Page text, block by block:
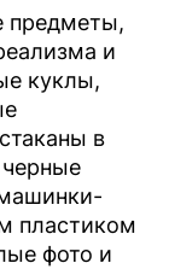
предметы,
и
куклы,
в
пластиком
фото и